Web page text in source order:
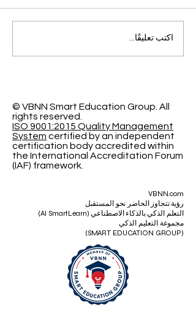
التميز الأكاديمي العالمي: افتح
آفاقاً جديدة مع الجامعة
اكتب تعليقًا...
© VBNN Smart Education Group. All
rights reserved.
ISO 9001:2015 Quality Management
System certified by an independent
certification body accredited within
the International Accreditation Forum
(IAF) framework.
VBNN.com
رؤية تتجاوز الحاضر نحو المستقبل
التعلم الذكي بالذكاء الاصطناعي (AI SmartLearn)
مجموعة التعليم الذكي
(SMART EDUCATION GROUP)